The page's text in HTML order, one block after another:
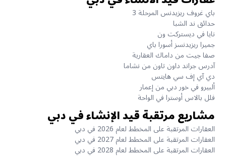
باي غروف ريزيدنس المرحلة 3
حدائق ند الشبا
نايا في ديستركت ون
جميرا ريزيدنسز أسورا باي
صفا جيت من داماك العقارية
آدرس جراند داون تاون من نشاما
دي آي إف سي هايتس
ألبيرو في خور دبي من إعمار
فلل بالاس أوسترا في الواحة
مشاريع مرتقبة قيد الإنشاء في دبي
العقارات المرتقبة على المخطط لعام 2026 في دبي
العقارات المرتقبة على المخطط لعام 2027 في دبي
العقارات المرتقبة على المخطط لعام 2028 في دبي